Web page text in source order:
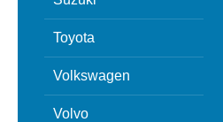
Toyota
Volkswagen
Volvo